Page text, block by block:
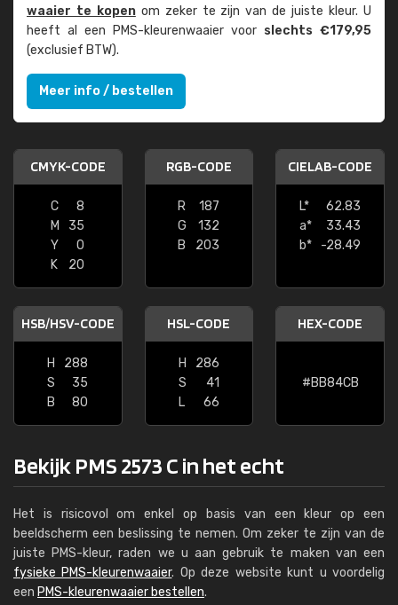
waaier te kopenom zeker te zijn van de juiste kleur. U
heeft al een PMS-kleuren­waaier voor slechts €179,95
(exclusief BTW).
Meer info / bestellen
CMYK-CODE
C
8
M
35
Y
0
K
20
RGB-CODE
R
187
G
132
B
203
CIELAB-CODE
L*
62.83
a*
33.43
b*
-28.49
HSB/HSV-CODE
H
288
S
35
B
80
HSL-CODE
H
286
S
41
L
66
HEX-CODE
#BB84CB
Bekijk PMS 2573 C in het echt
Het is risicovol om enkel op basis van een kleur op een
beeldscherm een beslissing te nemen. Om zeker te zijn van de
juiste PMS-kleur, raden we u aan gebruik te maken van een
fysieke PMS-kleurenwaaier. Op deze website kunt u voordelig
een PMS-kleurenwaaier bestellen.